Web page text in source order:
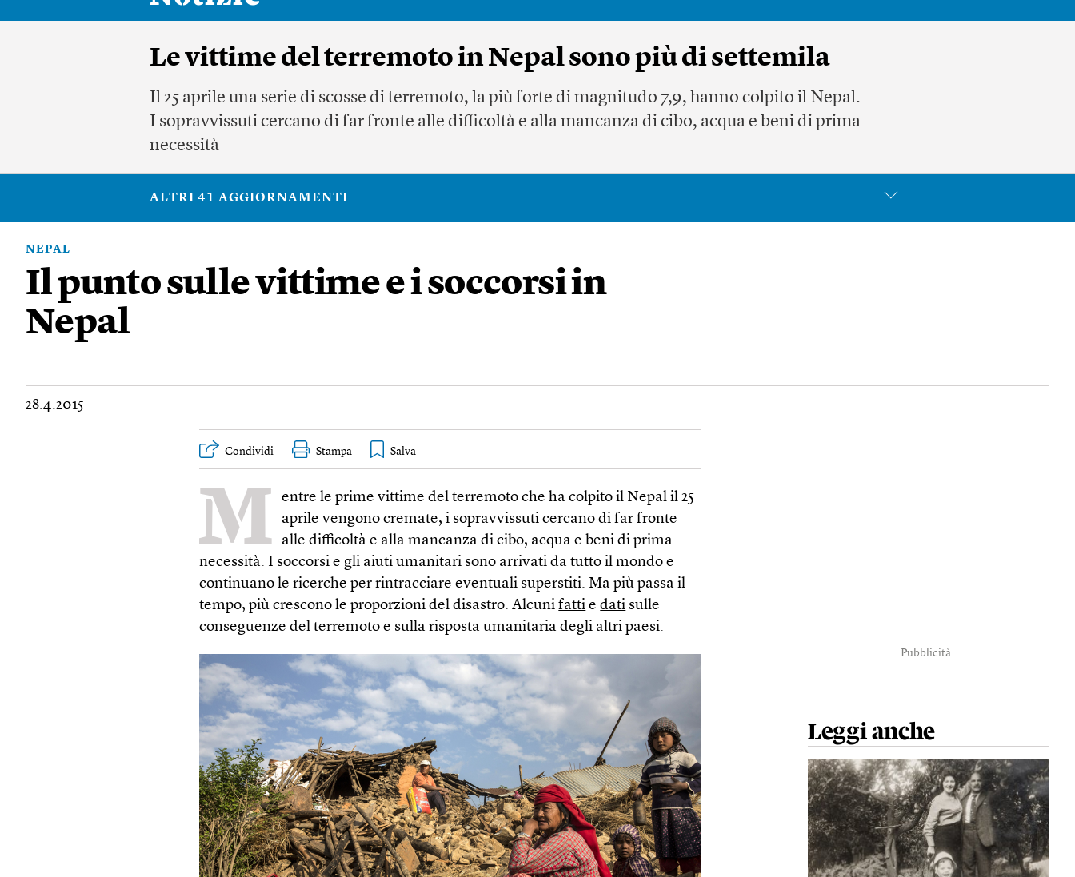
Le vittime del terremoto in Nepal sono più di settemila
Il 25 aprile una serie di scosse di terremoto, la più forte di magnitudo 7,9, hanno colpito il Nepal.
I sopravvissuti cercano di far fronte alle difficoltà e alla mancanza di cibo, acqua e beni di prima
necessità
ALTRI 41 AGGIORNAMENTI
NEPAL
Il punto sulle vittime e i soccorsi in
Nepal
28.4.2015
Condividi Stampa
M
entre le prime vittime del terremoto che ha colpito il Nepal il 25
aprile vengono cremate, i sopravvissuti cercano di far fronte
alle difficoltà e alla mancanza di cibo, acqua e beni di prima
necessità. I soccorsi e gli aiuti umanitari sono arrivati da tutto il mondo e
continuano le ricerche per rintracciare eventuali superstiti. Ma più passa il
tempo, più crescono le proporzioni del disastro. Alcunifatti edati sulle
conseguenze del terremoto e sulla risposta umanitaria degli altri paesi.
Pubblicità
Leggi anche